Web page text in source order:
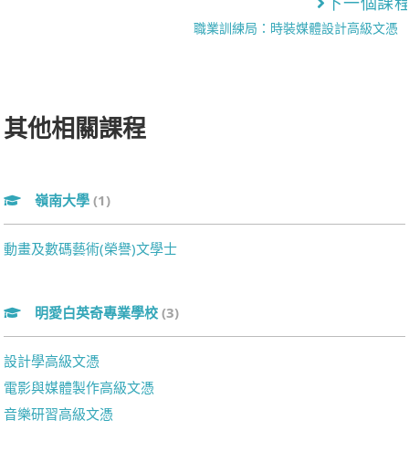
職業訓練局：時裝媒體設計高級文憑
其他相關課程
嶺南大學 (1)
動畫及數碼藝術(榮譽)文學士
明愛白英奇專業學校 (3)
設計學高級文憑
電影與媒體製作高級文憑
音樂研習高級文憑